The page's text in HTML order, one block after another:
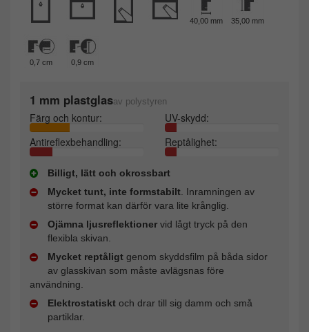
40,00 mm 35,00 mm
0,7 cm 0,9 cm
1 mm plastglasav polystyren
Färg och kontur:
UV-skydd:
Antireflexbehandling:
Reptålighet:
Billigt, lätt och okrossbart
Mycket tunt, inte formstabilt . Inramningen av
större format kan därför vara lite krånglig.
Ojämna ljusreflektioner vid lågt tryck på den
flexibla skivan.
Mycket reptåligt genom skyddsfilm på båda sidor
av glasskivan som måste avlägsnas före
användning.
Elektrostatiskt och drar till sig damm och små
partiklar.